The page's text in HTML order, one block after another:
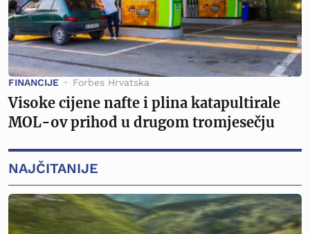
FINANCIJE Forbes Hrvatska
Visoke cijene nafte i plina katapultirale
MOL-ov prihod u drugom tromjesečju
NAJČITANIJE